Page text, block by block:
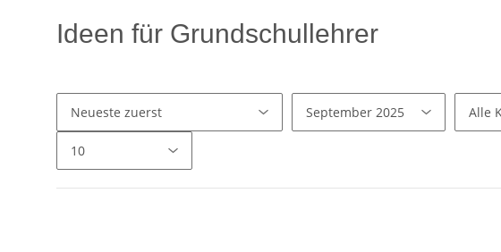
Ideen für Grundschullehrer